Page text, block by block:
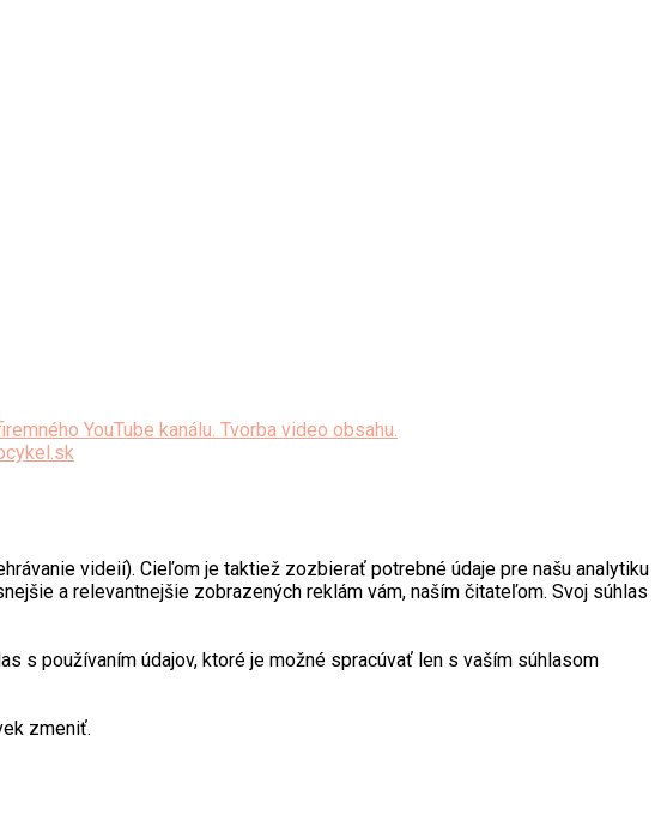
videií). Cieľom je taktiež zozbierať potrebné údaje pre našu analytiku
a relevantnejšie zobrazených reklám vám, naším čitateľom. Svoj súhlas
s používaním údajov, ktoré je možné spracúvať len s vaším súhlasom
zmeniť.